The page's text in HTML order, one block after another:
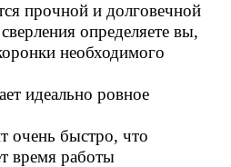
прочной и долговечной
определяете вы,
необходимого
идеально ровное
очень быстро, что
время работы